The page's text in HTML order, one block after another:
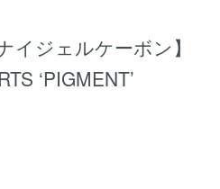
イジェルケーボン】
‘PIGMENT’